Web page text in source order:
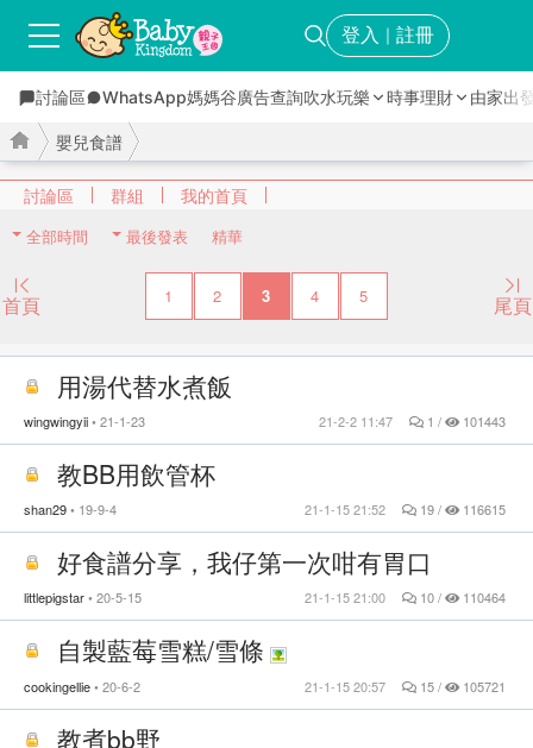
登入 ｜ 註冊
討論區 WhatsApp媽媽谷廣告查詢吹水玩樂 時事理財 由家出
討論區 群組 我的首頁
嬰兒食譜
全部時間 最後發表 精華
首頁 1 2 3 4 5 尾頁
用湯代替水煮飯
wingwingyii 21-1-23 1 / 101443
21-2-2 11:47
教BB用飲管杯
shan29 19-9-4 19 / 116615
21-1-15 21:52
好食譜分享，我仔第一次咁有胃口
littlepigstar 20-5-15 10 / 110464
21-1-15 21:00
自製藍莓雪糕/雪條
cookingellie 20-6-2 15 / 105721
21-1-15 20:57
教煮bb野